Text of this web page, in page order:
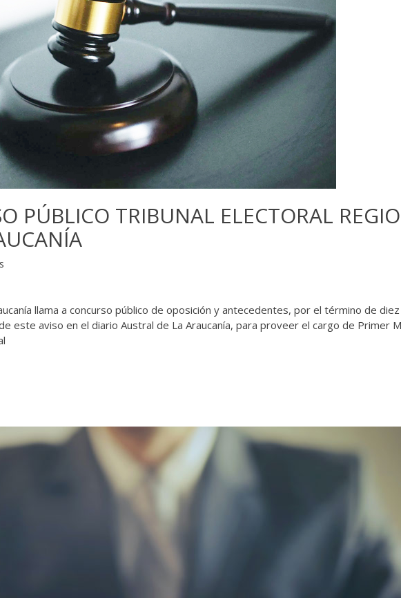
PÚBLICO TRIBUNAL ELECTORAL
llama a concurso público de oposición y antecedentes, por el término de
este aviso en el diario Austral de La Araucanía, para proveer el cargo de Primer